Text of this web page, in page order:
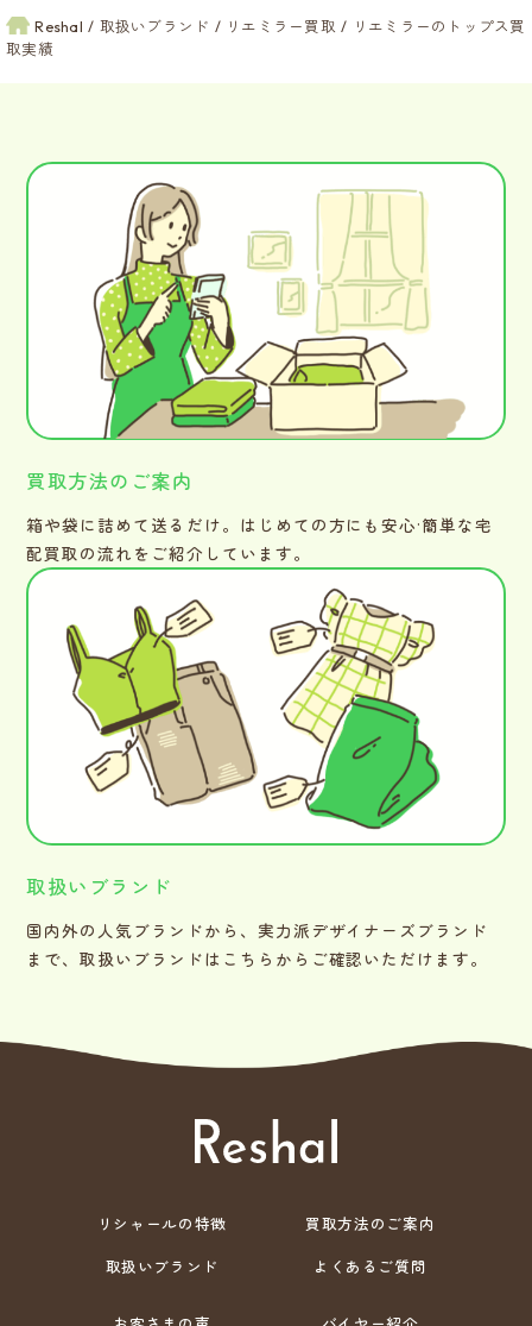
Reshal 取扱いブランド リエミラー買取
リエミラーのトップス買
取実績
買取方法のご案内
箱や袋に詰めて送るだけ。はじめての方にも安心·簡単な宅
配買取の流れをご紹介しています。
取扱いブランド
国内外の人気ブランドから、実力派デザイナーズブランド
まで、取扱いブランドはこちらからご確認いただけます。
リシャールの特徴
買取方法のご案内
取扱いブランド
よくあるご質問